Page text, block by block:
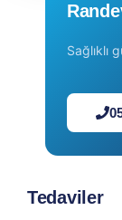
Sağlıklı
Tedaviler